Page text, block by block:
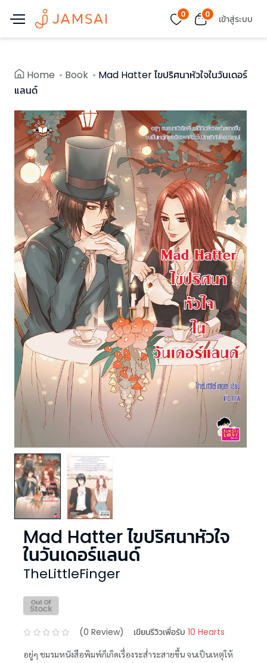
0 0 เข้าสู่ระบบ
Home Book
Mad Hatter ไขปริศนาหัวใจในวันเดอร์
แลนด์
Mad Hatter ไขปริศนาหัวใจ
ในวันเดอร์แลนด์
TheLittleFinger
(0 Review) เขียนรีวิวเพื่อรับ 10 Hearts
อยู่ๆ ชมรมหนังสือพิมพ์ก็เกิดเรื่องระส่ำระสายขึ้น จนเป็นเหตุให้